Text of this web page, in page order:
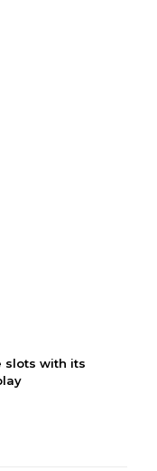
slots with its